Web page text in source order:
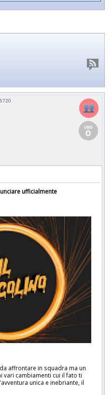
ufficialmente
affrontare in squadra ma un
vari cambiamenti cui il fato ti
unica e inebriante, il